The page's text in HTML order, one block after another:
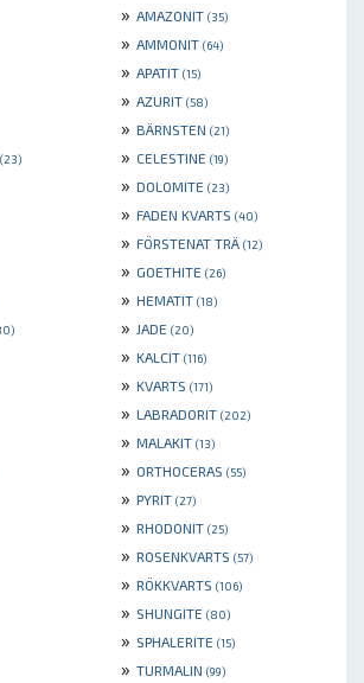
» AMAZONIT (35)
» AMMONIT (64)
» APATIT (15)
» AZURIT (58)
» BÄRNSTEN (21)
(23) » CELESTINE (19)
» DOLOMITE (23)
» FADEN KVARTS (40)
» FÖRSTENAT TRÄ (12)
» GOETHITE (26)
» HEMATIT (18)
» JADE (20)
» KALCIT (116)
» KVARTS (171)
» LABRADORIT (202)
» MALAKIT (13)
» ORTHOCERAS (55)
» PYRIT (27)
» RHODONIT (25)
» ROSENKVARTS (57)
» RÖKKVARTS (106)
» SHUNGITE (80)
» SPHALERITE (15)
» TURMALIN (99)